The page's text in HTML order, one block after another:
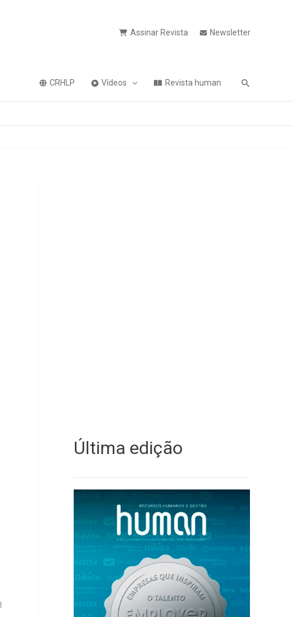
Assinar Revista Newsletter
CRHLP Vídeos Revista human Pesquisa
Última edição